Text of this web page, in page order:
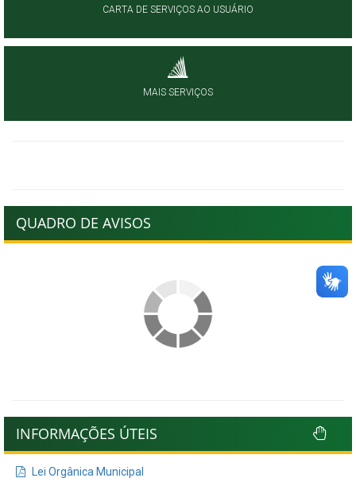
CARTA DE SERVIÇOS AO USUÁRIO
MAIS SERVIÇOS
QUADRO DE AVISOS
INFORMAÇÕES ÚTEIS
Lei Orgânica Municipal